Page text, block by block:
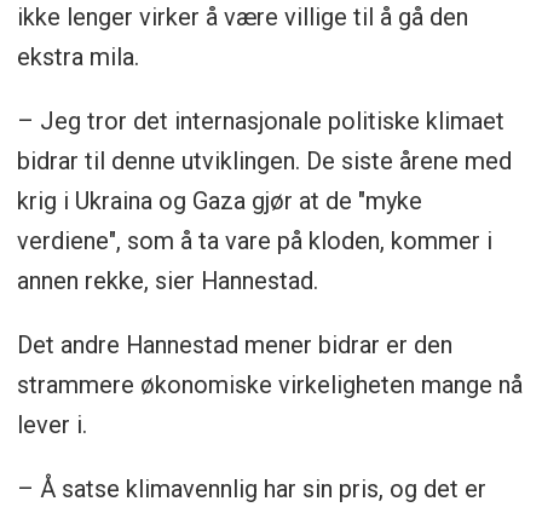
ikke lenger virker å være villige til å gå den
ekstra mila.
– Jeg tror det internasjonale politiske klimaet
bidrar til denne utviklingen. De siste årene med
krig i Ukraina og Gaza gjør at de "myke
verdiene", som å ta vare på kloden, kommer i
annen rekke, sier Hannestad.
Det andre Hannestad mener bidrar er den
strammere økonomiske virkeligheten mange nå
lever i.
– Å satse klimavennlig har sin pris, og det er